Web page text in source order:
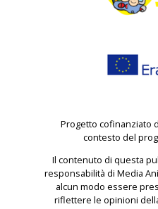
Progetto cofinanziato
contesto del
Il contenuto di questa
responsabilità di Media
alcun modo essere
riflettere le opinioni